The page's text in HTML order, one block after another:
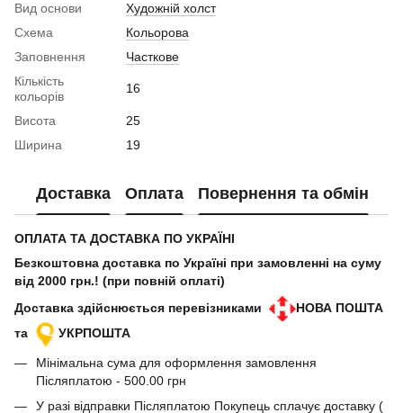
Вид основи
Художній холст
Схема
Кольорова
Заповнення
Часткове
Кількість
кольорів
16
Висота
25
Ширина
19
Доставка Оплата Повернення та обмін
ОПЛАТА ТА ДОСТАВКА ПО УКРАЇНІ
Безкоштовна доставка по Україні при замовленні на суму
від 2000 грн.! (при повній оплаті)
Доставка здійснюється перевізниками
НОВА ПОШТА
та
УКРПОШТА
Мінімальна сума для оформлення замовлення
Післяплатою - 500.00 грн
У разі відправки Післяплатою Покупець сплачує доставку (